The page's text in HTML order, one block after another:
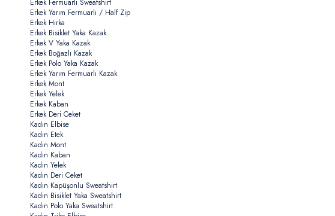
Erkek Fermuarlı Sweatshirt
Erkek Yarım Fermuarlı / Half Zip
Erkek Hırka
Erkek Bisiklet Yaka Kazak
Erkek V Yaka Kazak
Erkek Boğazlı Kazak
Erkek Polo Yaka Kazak
Erkek Yarım Fermuarlı Kazak
Erkek Mont
Erkek Yelek
Erkek Kaban
Erkek Deri Ceket
Kadın Elbise
Kadın Etek
Kadın Mont
Kadın Kaban
Kadın Yelek
Kadın Deri Ceket
Kadın Kapüşonlu Sweatshirt
Kadın Bisiklet Yaka Sweatshirt
Kadın Polo Yaka Sweatshirt